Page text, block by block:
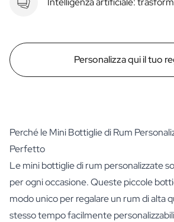
Personalizza qui il tuo
Perché le Mini Bottiglie di Rum
Perfetto
Le mini bottiglie di rum personalizzate
per ogni occasione. Queste piccole
modo unico per regalare un rum di alta
stesso tempo facilmente